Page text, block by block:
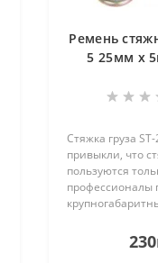
Ремень
5 25мм х
Стяжка груза
привыкли, что
пользуются
профессионалы
большой
ремней для